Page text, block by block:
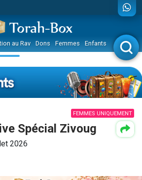
au Rav Dons Femmes Enfants Etude sur
FEMMES UNIQUEMENT
Spécial Zivoug
2026